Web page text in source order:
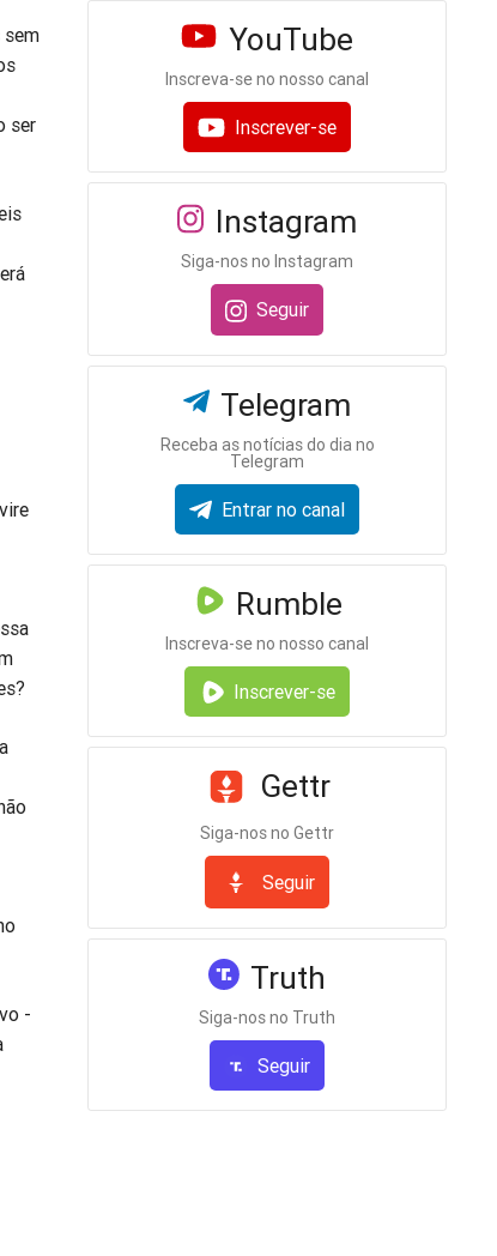
sem
ser
-
YouTube
Inscreva-se no nosso canal
Inscrever-se
Instagram
Siga-nos no Instagram
Seguir
Telegram
Receba as notícias do dia no
Telegram
Entrar no canal
Rumble
Inscreva-se no nosso canal
Inscrever-se
Gettr
Siga-nos no Gettr
Seguir
Truth
Siga-nos no Truth
Seguir